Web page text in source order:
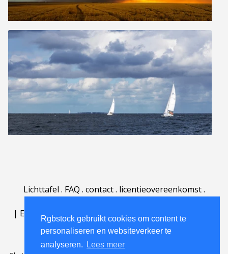
Rgbstock gebruikt cookies om content te
personaliseren en websiteverkeer te
analyseren.
Lees meer
Lichttafel . FAQ . contact. licentieovereenkomst.
| English | Deutsch Español | Português
Nederlands|